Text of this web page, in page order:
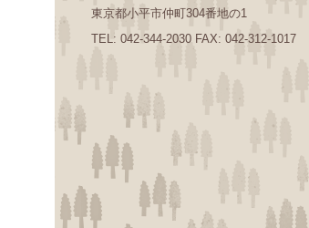
東京都小平市仲町304番地の1
TEL: 042-344-2030 FAX: 042-312-1017